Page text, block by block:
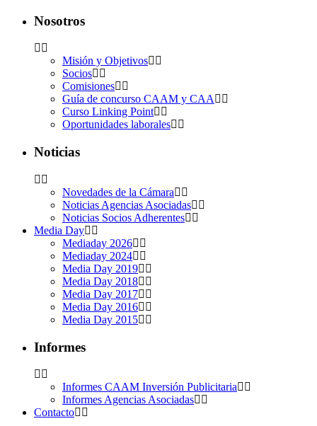
Nosotros
Misión y Objetivos
Socios
Comisiones
Guía de concurso CAAM y CAA
Curso Linking Point
Oportunidades laborales
Noticias
Novedades de la Cámara
Noticias Agencias Asociadas
Noticias Socios Adherentes
Media Day
Mediaday 2026
Mediaday 2024
Media Day 2019
Media Day 2018
Media Day 2017
Media Day 2016
Media Day 2015
Informes
Informes CAAM Inversión Publicitaria
Informes Agencias Asociadas
Contacto